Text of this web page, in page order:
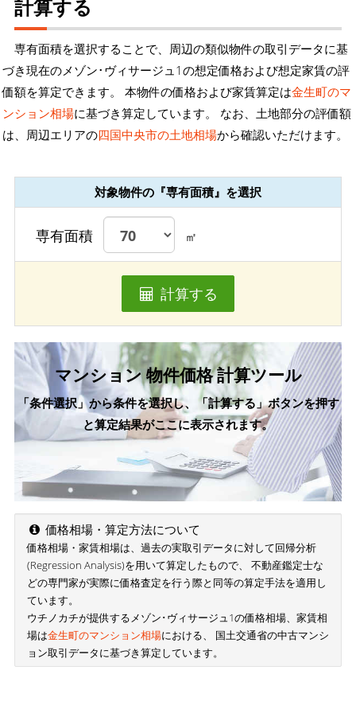
計算する
専有面積を選択することで、周辺の類似物件の取引データに基
づき現在のメゾン･ヴィサージュ1の想定価格および想定家賃の評
価額を算定できます。 本物件の価格および家賃算定は金生町のマ
ンション相場に基づき算定しています。 なお、土地部分の評価額
は、周辺エリアの四国中央市の土地相場から確認いただけます。
対象物件の『専有面積』を選択
専有面積 ㎡
計算する
マンション 物件価格 計算ツール
「条件選択」から条件を選択し、「計算する」ボタンを押す
と算定結果がここに表示されます。
価格相場・算定方法について
価格相場・家賃相場は、過去の実取引データに対して回帰分析
(Regression Analysis)を用いて算定したもので、 不動産鑑定士な
どの専門家が実際に価格査定を行う際と同等の算定手法を適用し
ています。
ウチノカチが提供するメゾン･ヴィサージュ1の価格相場、家賃相
場は金生町のマンション相場における、 国土交通省の中古マンシ
ョン取引データに基づき算定しています。